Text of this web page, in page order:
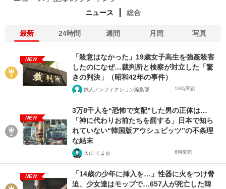
ニュース 総合
最新 24時間 週間 月間 写真
NEW
「殺意はなかった」19歳女子高生を強姦殺害
したのになぜ…裁判所と検察が対立した「驚
きの判決」（昭和42年の事件）
鉄人ノンフィクション編集部 13時間前
NEW
3万8千人を“恐怖で支配”した男の正体は…
「神に代わりお前たちを罰する」日本で知ら
れていない“韓国版アウシュビッツ”の不条理
な結末
大山 くまお 6時間前
NEW
「14歳の少年に挿入を…」性器に火をつけ脅
迫、少女達はモップで…657人が死亡した韓